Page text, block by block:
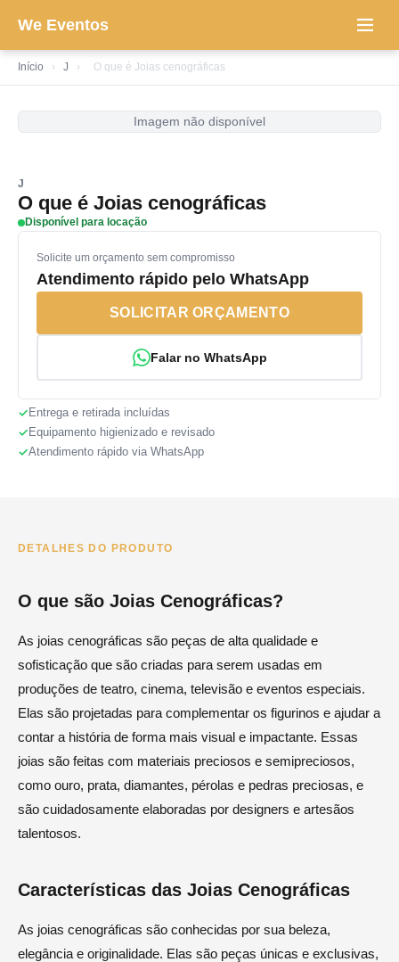
We Eventos
Início › J › O que é Joias cenográficas
Imagem não disponível
J
O que é Joias cenográficas
Disponível para locação
Solicite um orçamento sem compromisso
Atendimento rápido pelo WhatsApp
SOLICITAR ORÇAMENTO
Falar no WhatsApp
Entrega e retirada incluídas
Equipamento higienizado e revisado
Atendimento rápido via WhatsApp
DETALHES DO PRODUTO
O que são Joias Cenográficas?
As joias cenográficas são peças de alta qualidade e
sofisticação que são criadas para serem usadas em
produções de teatro, cinema, televisão e eventos especiais.
Elas são projetadas para complementar os figurinos e ajudar a
contar a história de forma mais visual e impactante. Essas
joias são feitas com materiais preciosos e semipreciosos,
como ouro, prata, diamantes, pérolas e pedras preciosas, e
são cuidadosamente elaboradas por designers e artesãos
talentosos.
Características das Joias Cenográficas
As joias cenográficas são conhecidas por sua beleza,
elegância e originalidade. Elas são peças únicas e exclusivas,